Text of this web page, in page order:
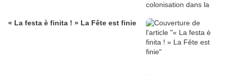
« La festa è finita ! » La Fête est finie